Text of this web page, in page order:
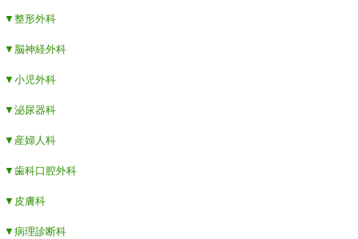
▼整形外科
▼脳神経外科
▼小児外科
▼泌尿器科
▼産婦人科
▼歯科口腔外科
▼皮膚科
▼病理診断科